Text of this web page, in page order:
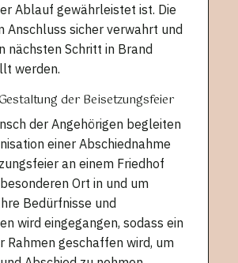
Ablauf gewährleistet ist. Die
Anschluss sicher verwahrt und
nächsten Schritt in Brand
werden.
der Beisetzungsfeier
der Angehörigen begleiten
einer Abschiednahme
an einem Friedhof
Ort in und um
Bedürfnisse und
wird eingegangen, sodass ein
Rahmen geschaffen wird, um